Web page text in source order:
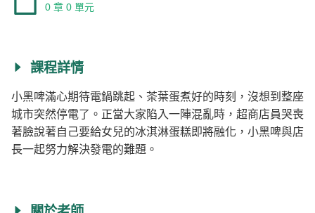
0 章 0 單元
課程詳情
小黑啤滿心期待電鍋跳起、茶葉蛋煮好的時刻，沒想到整座
城市突然停電了。正當大家陷入一陣混亂時，超商店員哭喪
著臉說著自己要給女兒的冰淇淋蛋糕即將融化，小黑啤與店
長一起努力解決發電的難題。